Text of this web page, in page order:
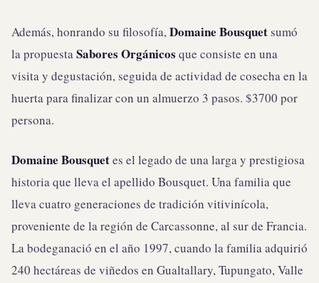
Además, honrando su filosofía, Domaine Bousquet sumó
la propuesta Sabores Orgánicos que consiste en una
visita y degustación, seguida de actividad de cosecha en la
huerta para finalizar con un almuerzo 3 pasos. $3700 por
persona.
Domaine Bousquetes el legado de una larga y prestigiosa
historia que lleva el apellido Bousquet. Una familia que
lleva cuatro generaciones de tradición vitivinícola,
proveniente de la región de Carcassonne, al sur de Francia.
La bodeganació en el año 1997, cuando la familia adquirió
240 hectáreas de viñedos en Gualtallary, Tupungato, Valle